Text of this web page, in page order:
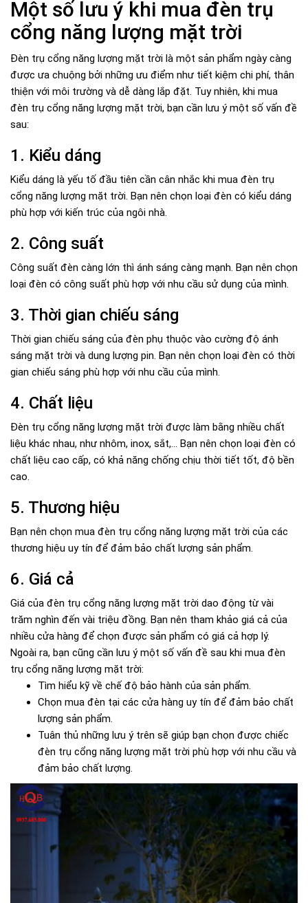
Một số lưu ý khi mua đèn trụ
cổng năng lượng mặt trời
Đèn trụ cổng năng lượng mặt trời là một sản phẩm ngày càng
được ưa chuộng bởi những ưu điểm như tiết kiệm chi phí, thân
thiện với môi trường và dễ dàng lắp đặt. Tuy nhiên, khi mua
đèn trụ cổng năng lượng mặt trời, bạn cần lưu ý một số vấn đề
sau:
1. Kiểu dáng
Kiểu dáng là yếu tố đầu tiên cần cân nhắc khi mua đèn trụ
cổng năng lượng mặt trời. Bạn nên chọn loại đèn có kiểu dáng
phù hợp với kiến trúc của ngôi nhà.
2. Công suất
Công suất đèn càng lớn thì ánh sáng càng mạnh. Bạn nên chọn
loại đèn có công suất phù hợp với nhu cầu sử dụng của mình.
3. Thời gian chiếu sáng
Thời gian chiếu sáng của đèn phụ thuộc vào cường độ ánh
sáng mặt trời và dung lượng pin. Bạn nên chọn loại đèn có thời
gian chiếu sáng phù hợp với nhu cầu của mình.
4. Chất liệu
Đèn trụ cổng năng lượng mặt trời được làm bằng nhiều chất
liệu khác nhau, như nhôm, inox, sắt,... Bạn nên chọn loại đèn có
chất liệu cao cấp, có khả năng chống chịu thời tiết tốt, độ bền
cao.
5. Thương hiệu
Bạn nên chọn mua đèn trụ cổng năng lượng mặt trời của các
thương hiệu uy tín để đảm bảo chất lượng sản phẩm.
6. Giá cả
Giá của đèn trụ cổng năng lượng mặt trời dao động từ vài
trăm nghìn đến vài triệu đồng. Bạn nên tham khảo giá cả của
nhiều cửa hàng để chọn được sản phẩm có giá cả hợp lý.
Ngoài ra, bạn cũng cần lưu ý một số vấn đề sau khi mua đèn
trụ cổng năng lượng mặt trời:
Tìm hiểu kỹ về chế độ bảo hành của sản phẩm.
Chọn mua đèn tại các cửa hàng uy tín để đảm bảo chất
lượng sản phẩm.
Tuân thủ những lưu ý trên sẽ giúp bạn chọn được chiếc
đèn trụ cổng năng lượng mặt trời phù hợp với nhu cầu và
đảm bảo chất lượng.